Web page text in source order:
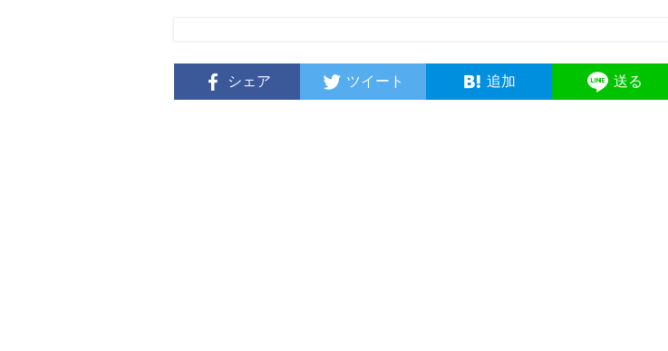
シェア ツイート 追加 送る